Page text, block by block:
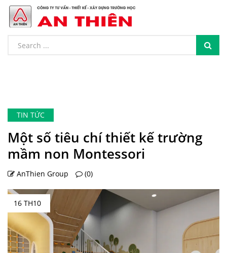
TIN TỨC
Một số tiêu chí thiết kế trường
mầm non Montessori
AnThien Group (0)
16 TH10